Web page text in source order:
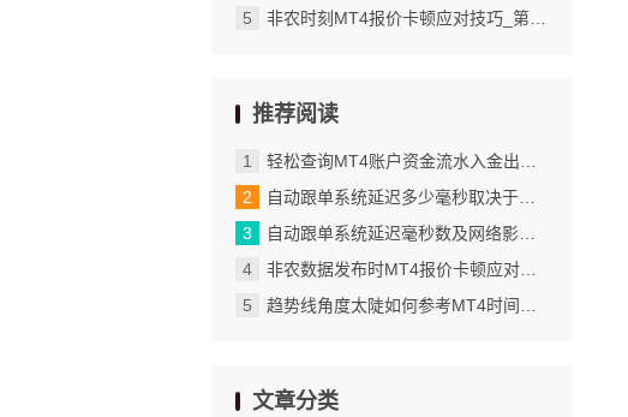
非农时刻MT4报价卡顿应对技巧_第三步管理多个模板并灵活切换使用
推荐阅读
轻松查询MT4账户资金流水入金出金记录全掌握_通过搜索快速添加和移除品种
自动跟单系统延迟多少毫秒取决于网络与服务器_网络质量直接决定数据传输速度_2
自动跟单系统延迟毫秒数及网络影响全解_网络状况对延迟的决定性作用_2
非农数据发布时MT4报价卡顿应对技巧_将自定义模板设为默认的具体步骤
趋势线角度太陡如何参考MT4时间框架验证有效性_提醒功能的实际应用场景
文章分类